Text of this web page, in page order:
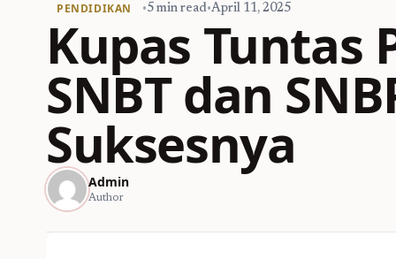
PENDIDIKAN •5 min read•April 11, 2025
Kupas Tuntas
SNBT dan
Suksesnya
Admin
Author